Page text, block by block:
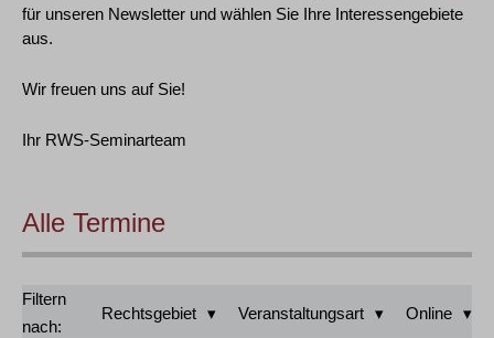
für unseren Newsletter und wählen Sie Ihre Interessengebiete
aus.
Wir freuen uns auf Sie!
Ihr RWS-Seminarteam
Alle Termine
Filtern
nach:
Rechtsgebiet Veranstaltungsart Online